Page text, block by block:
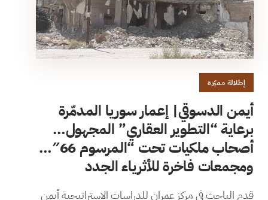
إطلالة مميّزة
أيمن الدسوقي| إعمار سوريا المدمّرة
برعاية “التطوير العقاري” المجهول…
أصحاب ملكيات تحت “المرسوم 66″…
ومجمعات فاخرة للأثرياء الجدد
قدم الباحث في مركز عمران للدراسات الاستراتيجية أيمن